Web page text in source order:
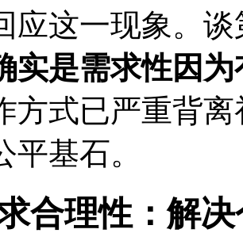
应这一现象。谈
实是需求性因
方式已严重背
平基石。
合理性：解